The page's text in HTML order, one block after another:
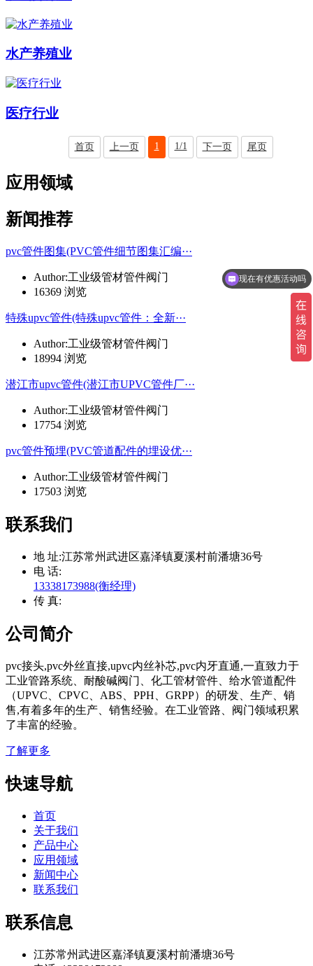
水产养殖业
医疗行业
首页 上一页 1 1/1 下一页 尾页
应用领域
新闻推荐
pvc管件图集(PVC管件细节图集汇编···
Author:工业级管材管件阀门
16369 浏览
特殊upvc管件(特殊upvc管件：全新···
Author:工业级管材管件阀门
18994 浏览
潜江市upvc管件(潜江市UPVC管件厂···
Author:工业级管材管件阀门
17754 浏览
pvc管件预埋(PVC管道配件的埋设优···
Author:工业级管材管件阀门
17503 浏览
联系我们
地 址:江苏常州武进区嘉泽镇夏溪村前潘塘36号
电 话:
13338173988(衡经理)
传 真:
公司简介
pvc接头,pvc外丝直接,upvc内丝补芯,pvc内牙直通,一直致力于
工业管路系统、耐酸碱阀门、化工管材管件、给水管道配件
（UPVC、CPVC、ABS、PPH、GRPP）的研发、生产、销
售,有着多年的生产、销售经验。在工业管路、阀门领域积累
了丰富的经验。
了解更多
快速导航
首页
关于我们
产品中心
应用领域
新闻中心
联系我们
联系信息
江苏常州武进区嘉泽镇夏溪村前潘塘36号
现在有优惠活动吗